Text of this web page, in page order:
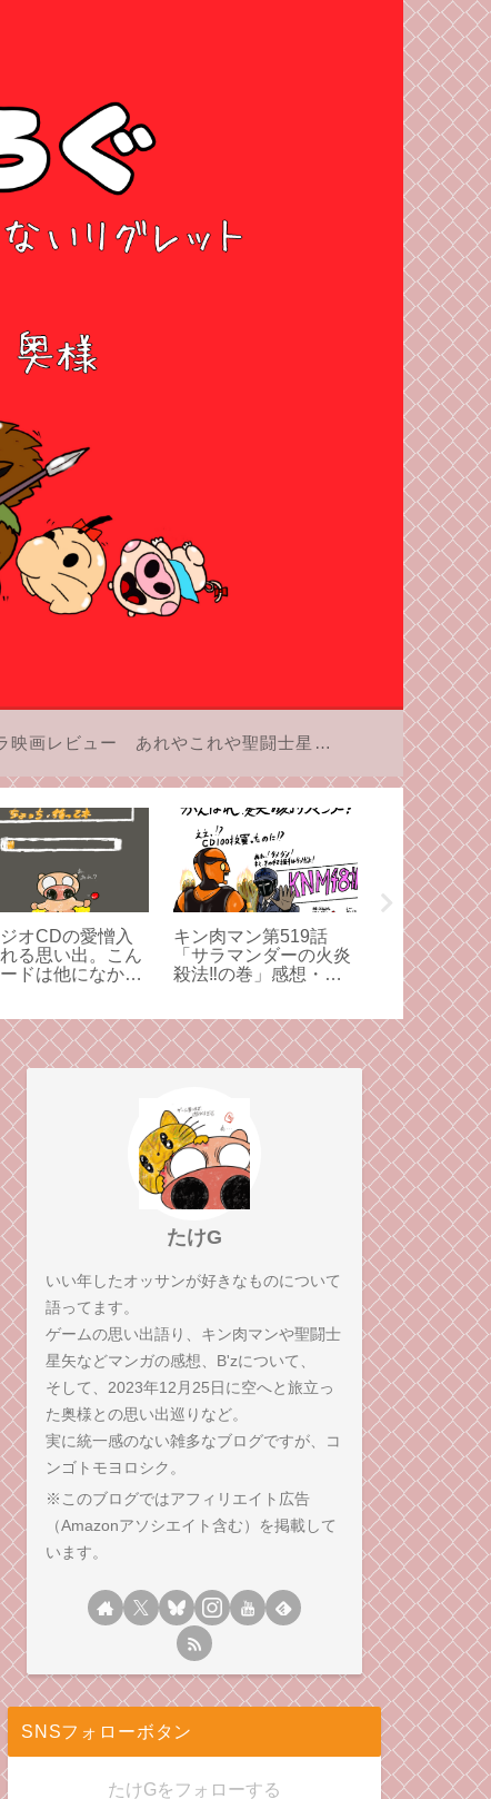
映画レビュー あれやこれや聖闘士星矢
オCDの愛憎入
る思い出。こん
ドは他になかっ
キン肉マン第519話
「サラマンダーの火炎
殺法‼の巻」感想・バ
キン肉マン
「決めろ！
ドッキング‼
想：組体操
人が一番キ
たけG
いい年したオッサンが好きなものについて
語ってます。
ゲームの思い出語り、キン肉マンや聖闘士
星矢などマンガの感想、B'zについて、
そして、2023年12月25日に空へと旅立っ
た奥様との思い出巡りなど。
実に統一感のない雑多なブログですが、コ
ンゴトモヨロシク。
※このブログではアフィリエイト広告
（Amazonアソシエイト含む）を掲載して
います。
SNSフォローボタン
たけGをフォローする